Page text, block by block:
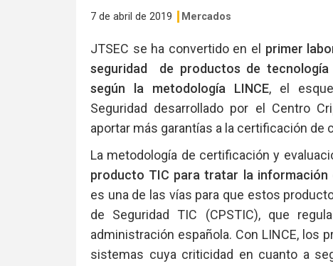
7 de abril de 2019 Mercados
JTSEC se ha convertido en el primer
seguridad de productos de
según la metodología LINCE, el
Seguridad desarrollado por el Centro
aportar más garantías a la certificación de
La metodología de certificación y
producto TIC para tratar la información
es una de las vías para que estos
de Seguridad TIC (CPSTIC), que
administración española. Con LINCE, los
sistemas cuya criticidad en cuanto a